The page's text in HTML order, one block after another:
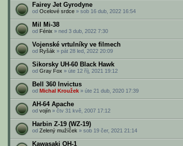
Fairey Jet Gyrodyne
od Ocelové srdce » sob 16 dub, 2022 16:54
Mil Mi-38
od Fénix » ned 3 dub, 2022 7:30
Vojenské vrtulníky ve filmech
od Ryšák » pát 28 led, 2022 20:09
Sikorsky UH-60 Black Hawk
od Gray Fox » úte 12 říj, 2021 19:12
Bell 360 Invictus
od Michal Kroužek » úte 21 dub, 2020 17:39
AH-64 Apache
od vojín » čtv 31 kvě, 2007 17:12
Harbin Z-19 (WZ-19)
od Zelený mužíček » sob 19 čer, 2021 21:14
Kawasaki OH-1